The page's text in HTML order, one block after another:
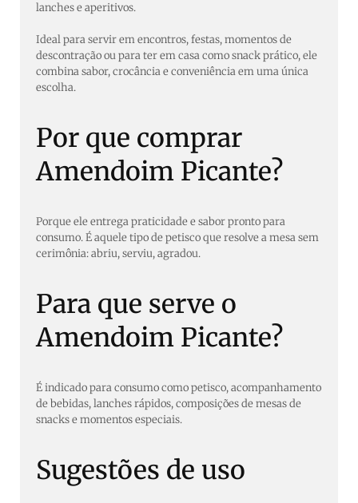
lanches e aperitivos.
Ideal para servir em encontros, festas, momentos de
descontração ou para ter em casa como snack prático, ele
combina sabor, crocância e conveniência em uma única
escolha.
Por que comprar
Amendoim Picante?
Porque ele entrega praticidade e sabor pronto para
consumo. É aquele tipo de petisco que resolve a mesa sem
cerimônia: abriu, serviu, agradou.
Para que serve o
Amendoim Picante?
É indicado para consumo como petisco, acompanhamento
de bebidas, lanches rápidos, composições de mesas de
snacks e momentos especiais.
Sugestões de uso